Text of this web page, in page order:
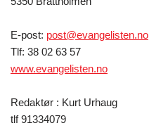
E-post: post@evangelisten.no
Tlf: 38 02 63 57
www.evangelisten.no
Redaktør : Kurt Urhaug
tlf 91334079